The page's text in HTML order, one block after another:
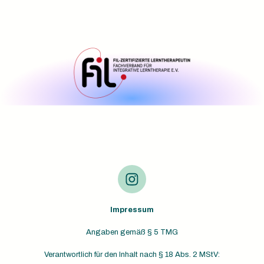
Impressum
Angaben gemäß § 5 TMG
Verantwortlich für den Inhalt nach § 18 Abs. 2 MStV: